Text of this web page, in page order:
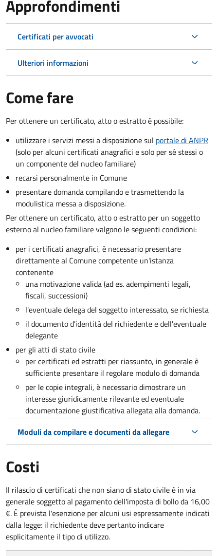
Approfondimenti
Certificati per avvocati
Ulteriori informazioni
Come fare
Per ottenere un certificato, atto o estratto è possibile:
utilizzare i servizi messi a disposizione sul portale di ANPR
(solo per alcuni certificati anagrafici e solo per sé stessi o
un componente del nucleo familiare)
recarsi personalmente in Comune
presentare domanda compilando e trasmettendo la
modulistica messa a disposizione.
Per ottenere un certificato, atto o estratto per un soggetto
esterno al nucleo familiare valgono le seguenti condizioni:
per i certificati anagrafici, è necessario presentare
direttamente al Comune competente un'istanza
contenente
una motivazione valida (ad es. adempimenti legali,
fiscali, successioni)
l'eventuale delega del soggetto interessato, se richiesta
il documento d'identità del richiedente e dell'eventuale
delegante
per gli atti di stato civile
per certificati ed estratti per riassunto, in generale è
sufficiente presentare il regolare modulo di domanda
per le copie integrali, è necessario dimostrare un
interesse giuridicamente rilevante ed eventuale
documentazione giustificativa allegata alla domanda.
Moduli da compilare e documenti da allegare
Costi
Il rilascio di certificati che non siano di stato civile è in via
generale soggetto al pagamento dell'imposta di bollo da 16,00
€. É prevista l'esenzione per alcuni usi espressamente indicati
dalla legge: il richiedente deve pertanto indicare
esplicitamente il tipo di utilizzo.